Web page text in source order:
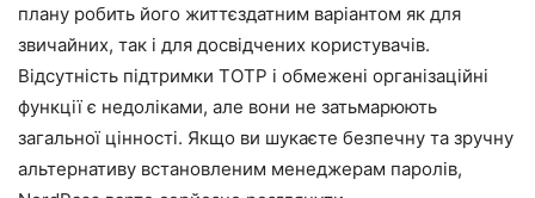
плану робить його життєздатним варіантом як для
звичайних, так і для досвідчених користувачів.
Відсутність підтримки TOTP і обмежені організаційні
функції є недоліками, але вони не затьмарюють
загальної цінності. Якщо ви шукаєте безпечну та зручну
альтернативу встановленим менеджерам паролів,